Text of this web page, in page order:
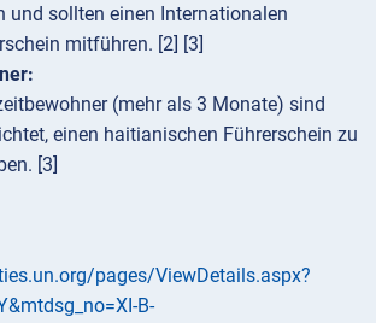
und sollten einen Internationalen
mitführen. [2] [3]
(mehr als 3 Monate) sind
einen haitianischen Führerschein zu
[3]
pages/ViewDetails.aspx?
B-